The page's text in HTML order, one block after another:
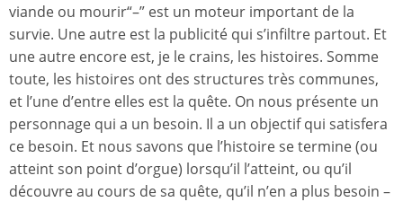
viande ou mourir“–” est un moteur important de la
survie. Une autre est la publicité qui s’infiltre partout. Et
une autre encore est, je le crains, les histoires. Somme
toute, les histoires ont des structures très communes,
et l’une d’entre elles est la quête. On nous présente un
personnage qui a un besoin. Il a un objectif qui satisfera
ce besoin. Et nous savons que l’histoire se termine (ou
atteint son point d’orgue) lorsqu’il l’atteint, ou qu’il
découvre au cours de sa quête, qu’il n’en a plus besoin –